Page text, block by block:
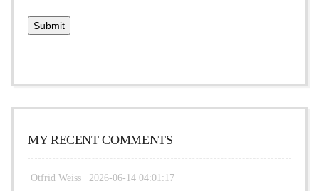
MY RECENT COMMENTS
Otfrid Weiss | 2026-06-14 04:01:17